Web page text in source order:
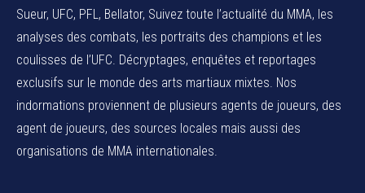
Sueur, UFC, PFL, Bellator, Suivez toute l’actualité du MMA, les
analyses des combats, les portraits des champions et les
coulisses de l’UFC. Décryptages, enquêtes et reportages
exclusifs sur le monde des arts martiaux mixtes. Nos
indormations proviennent de plusieurs agents de joueurs, des
agent de joueurs, des sources locales mais aussi des
organisations de MMA internationales.